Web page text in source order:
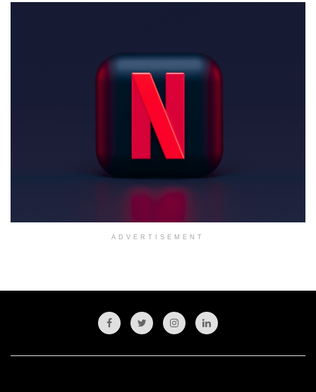
ADVERTISEMENT